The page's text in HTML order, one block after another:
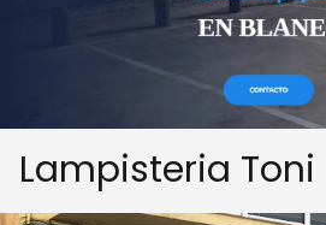
Lampisteria